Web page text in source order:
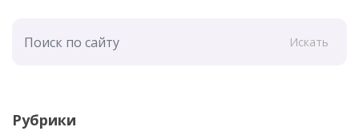
Искать
Рубрики